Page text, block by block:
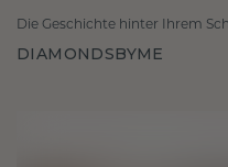
Die Geschichte hinter Ihrem
DIAMONDSBYME